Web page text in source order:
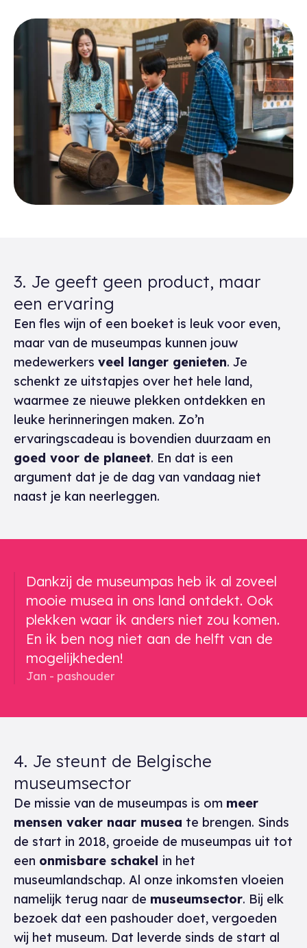
3. Je geeft geen product, maar
een ervaring
Een fles wijn of een boeket is leuk voor even,
maar van de museumpas kunnen jouw
medewerkers veel langer genieten. Je
schenkt ze uitstapjes over het hele land,
waarmee ze nieuwe plekken ontdekken en
leuke herinneringen maken. Zo’n
ervaringscadeau is bovendien duurzaam en
goed voor de planeet. En dat is een
argument dat je de dag van vandaag niet
naast je kan neerleggen.
Een gerelateerd citaat
Dankzij de museumpas heb ik al zoveel
mooie musea in ons land ontdekt. Ook
plekken waar ik anders niet zou komen.
En ik ben nog niet aan de helft van de
mogelijkheden!
Jan - pashouder
4. Je steunt de Belgische
museumsector
De missie van de museumpas is om meer
mensen vaker naar musea te brengen. Sinds
de start in 2018, groeide de museumpas uit tot
een onmisbare schakel in het
museumlandschap. Al onze inkomsten vloeien
namelijk terug naar de museumsector. Bij elk
bezoek dat een pashouder doet, vergoeden
wij het museum. Dat leverde sinds de start al